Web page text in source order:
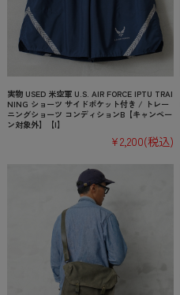
実物 USED 米空軍 U.S. AIR FORCE IPTU TRAI
NING ショーツ サイドポケット付き / トレー
ニングショーツ コンディションB【キャンペー
ン対象外】【I】
¥2,200(税込)